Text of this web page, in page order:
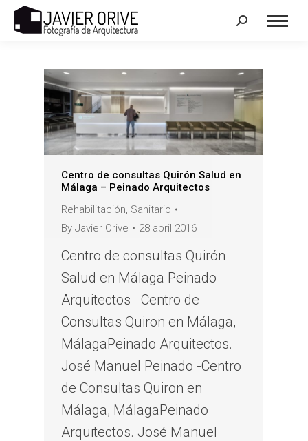
Search:
Centro de consultas Quirón Salud en
Málaga – Peinado Arquitectos
Rehabilitación, Sanitario
By Javier Orive 28 abril 2016
Centro de consultas Quirón
Salud en Málaga Peinado
Arquitectos Centro de
Consultas Quiron en Málaga,
MálagaPeinado Arquitectos.
José Manuel Peinado -Centro
de Consultas Quiron en
Málaga, MálagaPeinado
Arquitectos. José Manuel